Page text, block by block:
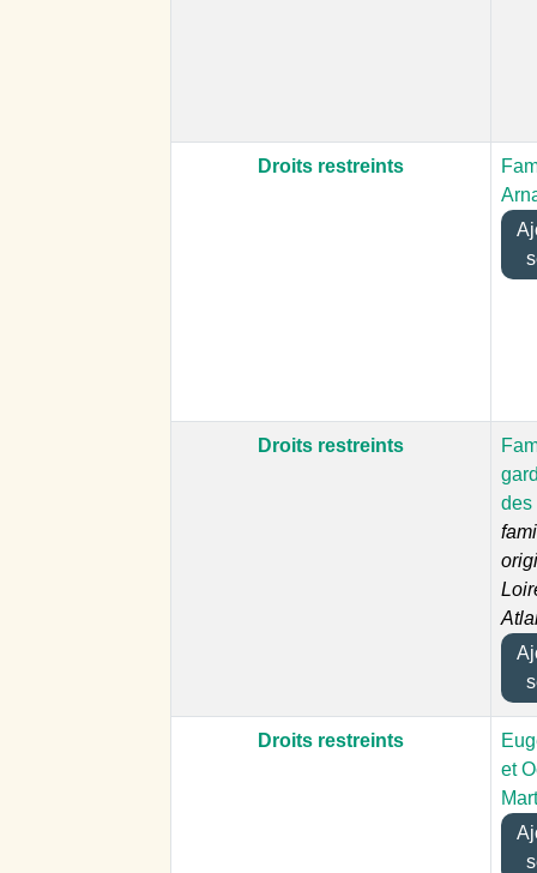
Droits restreints
Droits restreints
des
Droits restreints
et